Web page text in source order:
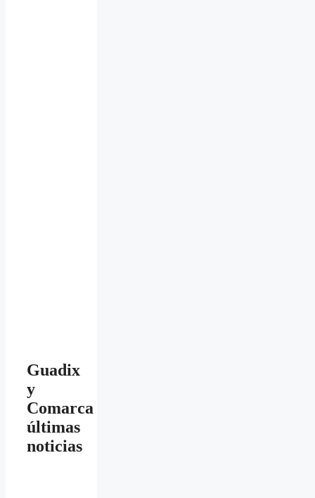
Guadix
y
Comarca
últimas
noticias